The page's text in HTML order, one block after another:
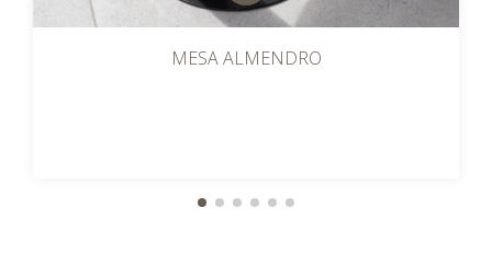
MESA ALMENDRO